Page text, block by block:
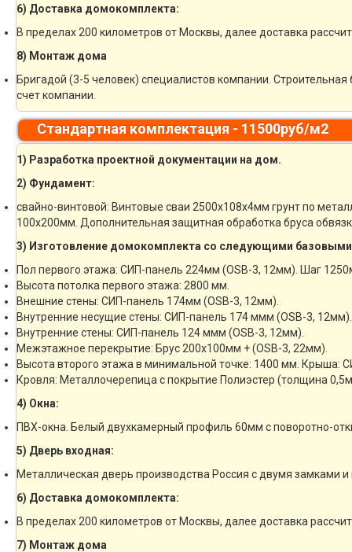
6) Доставка домокомплекта:
В пределах 200 километров от Москвы, далее доставка
8) Монтаж дома
Бригадой (3-5 человек) специалистов компании.
счет компании.
Стандартная комплектация - 11500руб/м2
1) Разработка проектной документации на дом.
2) Фундамент:
свайно-винтовой: Винтовые сваи 2500х108х4мм грунт по
100х200мм. Дополнительная защитная обработка бруса
3) Изготовление домокомплекта со следующими базовыми
Пол первого этажа: СИП-панель 224мм (OSB-3, 12мм). Шаг
Высота потолка первого этажа: 2800 мм.
Внешние стены: СИП-панель 174мм (OSB-3, 12мм).
Внутренние несущие стены: СИП-панель 174 ммм (OSB-3, 12мм).
Внутренние стены: СИП-панель 124 ммм (OSB-3, 12мм).
Межэтажное перекрытие: Брус 200х100мм + (OSB-3, 22мм).
Высота второго этажа в минимальной точке: 1400 мм. Крыша:
Кровля: Металлочерепица с покрытие Полиэстер (толщина
4) Окна:
ПВХ-окна. Белый двухкамерный профиль 60мм с поворотно-
5) Дверь входная:
Металлическая дверь производства Россия с двумя замками и
6) Доставка домокомплекта:
В пределах 200 километров от Москвы, далее доставка
7) Монтаж дома